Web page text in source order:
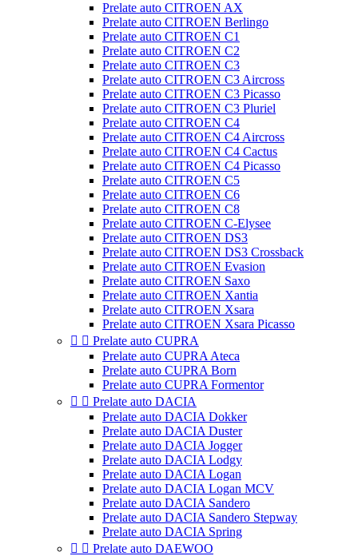
Prelate auto CITROEN AX
Prelate auto CITROEN Berlingo
Prelate auto CITROEN C1
Prelate auto CITROEN C2
Prelate auto CITROEN C3
Prelate auto CITROEN C3 Aircross
Prelate auto CITROEN C3 Picasso
Prelate auto CITROEN C3 Pluriel
Prelate auto CITROEN C4
Prelate auto CITROEN C4 Aircross
Prelate auto CITROEN C4 Cactus
Prelate auto CITROEN C4 Picasso
Prelate auto CITROEN C5
Prelate auto CITROEN C6
Prelate auto CITROEN C8
Prelate auto CITROEN C-Elysee
Prelate auto CITROEN DS3
Prelate auto CITROEN DS3 Crossback
Prelate auto CITROEN Evasion
Prelate auto CITROEN Saxo
Prelate auto CITROEN Xantia
Prelate auto CITROEN Xsara
Prelate auto CITROEN Xsara Picasso
  Prelate auto CUPRA
Prelate auto CUPRA Ateca
Prelate auto CUPRA Born
Prelate auto CUPRA Formentor
  Prelate auto DACIA
Prelate auto DACIA Dokker
Prelate auto DACIA Duster
Prelate auto DACIA Jogger
Prelate auto DACIA Lodgy
Prelate auto DACIA Logan
Prelate auto DACIA Logan MCV
Prelate auto DACIA Sandero
Prelate auto DACIA Sandero Stepway
Prelate auto DACIA Spring
  Prelate auto DAEWOO